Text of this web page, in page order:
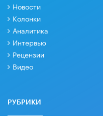
Новости
Колонки
Аналитика
Интервью
Рецензии
Видео
РУБРИКИ